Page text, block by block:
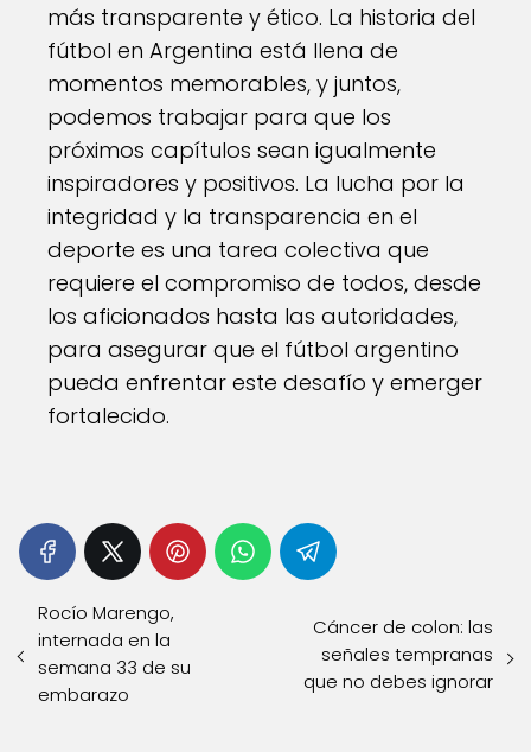
más transparente y ético. La historia del
fútbol en Argentina está llena de
momentos memorables, y juntos,
podemos trabajar para que los
próximos capítulos sean igualmente
inspiradores y positivos. La lucha por la
integridad y la transparencia en el
deporte es una tarea colectiva que
requiere el compromiso de todos, desde
los aficionados hasta las autoridades,
para asegurar que el fútbol argentino
pueda enfrentar este desafío y emerger
fortalecido.
Rocío Marengo,
internada en la
semana 33 de su
embarazo
Cáncer de colon: las
señales tempranas
que no debes ignorar